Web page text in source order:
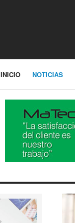
INICIO NOTICIAS